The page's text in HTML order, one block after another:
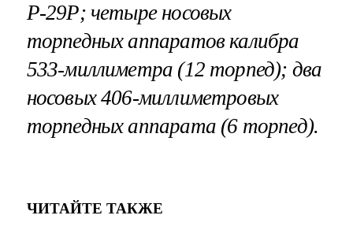
Р-29Р; четыре носовых
торпедных аппаратов калибра
533-миллиметра (12 торпед); два
носовых 406-миллиметровых
торпедных аппарата (6 торпед).
ЧИТАЙТЕ ТАКЖЕ